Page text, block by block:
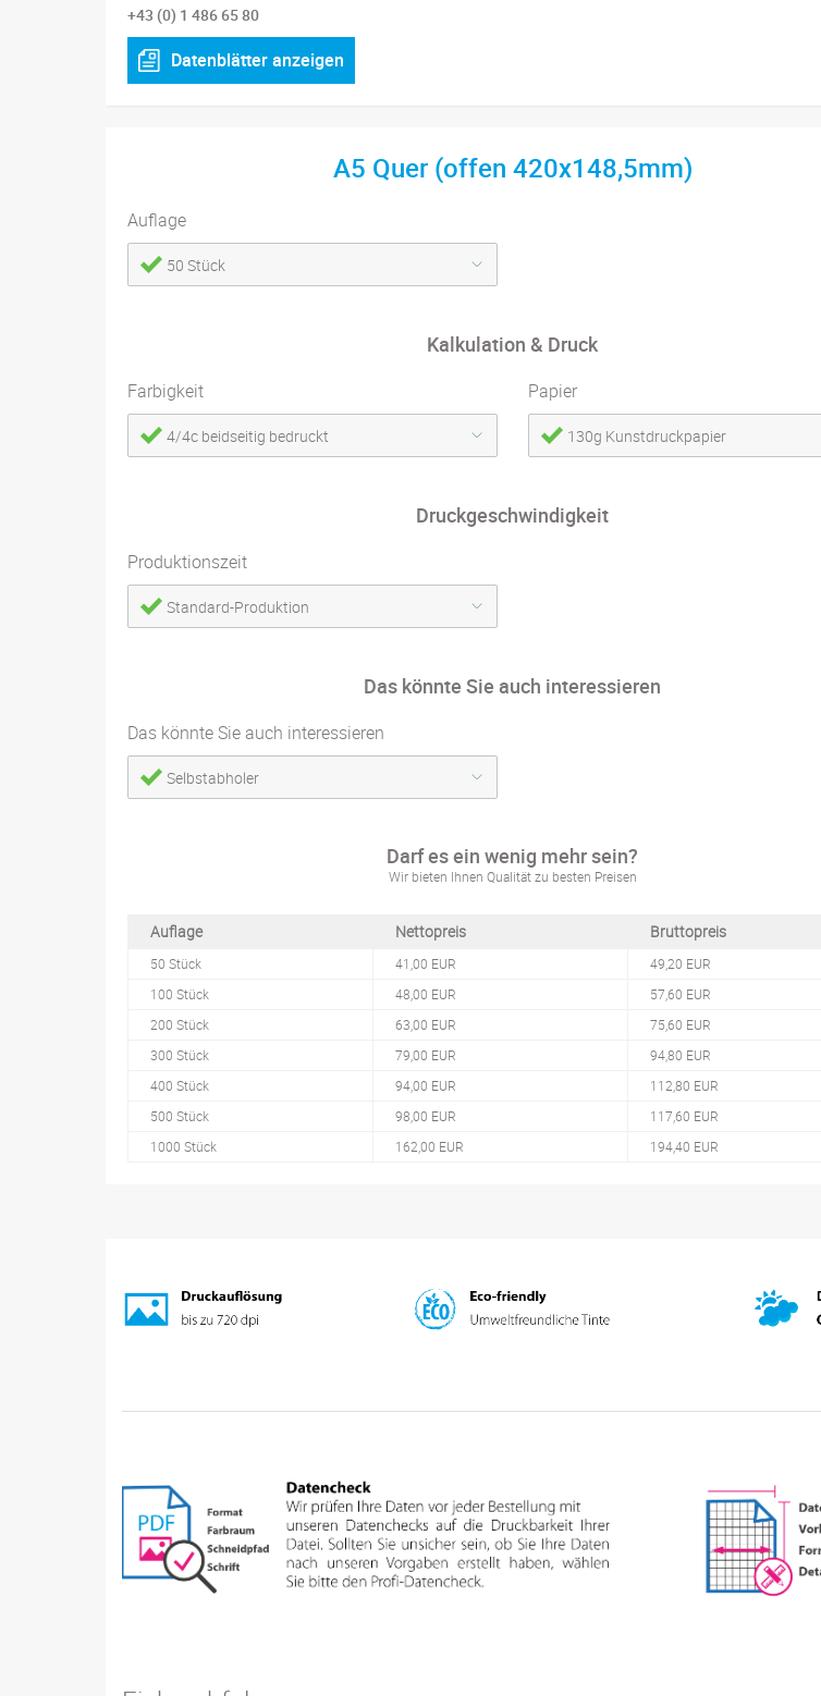
+43 (0) 1 486 65 80
Datenblätter anzeigen
A5 Quer (offen 420x148,5mm)
Auflage
50 Stück
Kalkulation & Druck
Farbigkeit
4/4c beidseitig bedruckt
Papier
130g Kunstdruckpapier
Druckgeschwindigkeit
Produktionszeit
Standard-Produktion
Das könnte Sie auch interessieren
Das könnte Sie auch interessieren
Selbstabholer
Darf es ein wenig mehr sein?
Wir bieten Ihnen Qualität zu besten Preisen
Auflage Nettopreis Bruttopreis
50 Stück 41,00 EUR
49,20 EUR
100 Stück
48,00 EUR
57,60 EUR
200 Stück
63,00 EUR
75,60 EUR
300 Stück
79,00 EUR
94,80 EUR
400 Stück
94,00 EUR
112,80 EUR
500 Stück
98,00 EUR
117,60 EUR
1000 Stück
162,00 EUR 194,40 EUR